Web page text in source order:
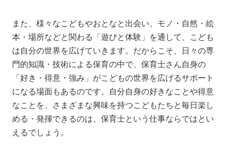
また、様々なこどもやおとなと出会い、モノ・自然・絵
本・場所などと関わる「遊びと体験」を通して、こども
は自分の世界を広げていきます。だからこそ、日々の専
門的知識・技術による保育の中で、保育士さん自身の
「好き・得意・強み」がこどもの世界を広げるサポート
になる場面もあるのです。自分自身の好きなことや得意
なことを、さまざまな興味を持つこどもたちと毎日楽し
める・発揮できるのは、保育士という仕事ならではとい
えるでしょう。